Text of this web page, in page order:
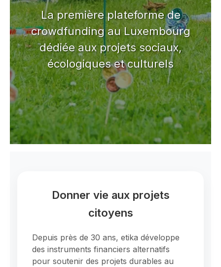
La première plateforme de
crowdfunding au Luxembourg
dédiée aux projets sociaux,
écologiques et culturels
Donner vie aux projets
citoyens
Depuis près de 30 ans, etika développe
des instruments financiers alternatifs
pour soutenir des projets durables au